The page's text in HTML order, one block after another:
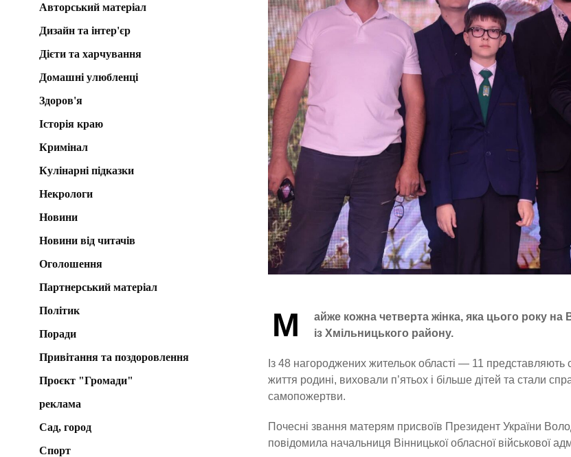
М
айже кожна четверта жінка, яка цього року
із Хмільницького району.
Із 48 нагороджених жительок області — 11
життя родині, виховали п’ятьох і більше дітей та стали
самопожертви.
Почесні звання матерям присвоїв Президент України
повідомила начальниця Вінницької обласної військової
Авторський матеріал
Дизайн та інтер'єр
Дієти та харчування
Домашні улюбленці
Здоров'я
Історія краю
Кримінал
Кулінарні підказки
Некрологи
Новини
Новини від читачів
Оголошення
Партнерський матеріал
Політик
Поради
Привітання та поздоровлення
Проєкт "Громади"
реклама
Сад, город
Спорт